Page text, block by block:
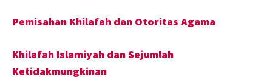
Pemisahan Khilafah dan Otoritas Agama
Khilafah Islamiyah dan Sejumlah
Ketidakmungkinan